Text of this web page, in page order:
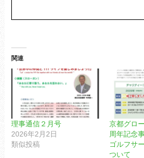
関連
理事通信２月号
2026年2月2日
類似投稿
京都グロ
周年記念
ゴルフサ
ついて